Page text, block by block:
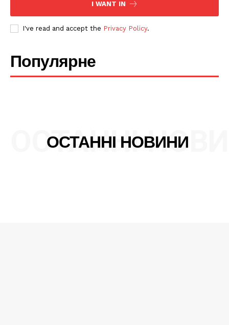
SUBSCRIBE NOW
Company
Мапа сайту
I WANT IN
I've read and accept the Privacy Policy.
Популярне
ОСТАННІ НОВИНИ
ОСТАННІ